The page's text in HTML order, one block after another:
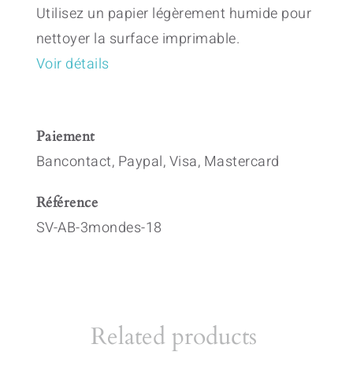
Utilisez un papier légèrement humide pour
nettoyer la surface imprimable.
Voir détails
Paiement
Bancontact, Paypal, Visa, Mastercard
Référence
SV-AB-3mondes-18
Related products